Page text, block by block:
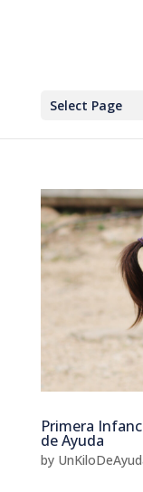
Select Page
Primera
de Ayuda
by